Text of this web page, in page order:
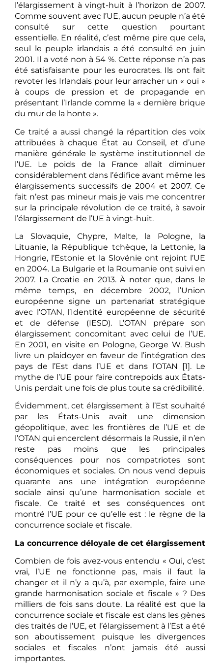
l’élargissement à vingt-huit à l’horizon de 2007.
Comme souvent avec l’UE, aucun peuple n’a été
consulté sur cette question pourtant
essentielle. En réalité, c’est même pire que cela,
seul le peuple irlandais a été consulté en juin
2001. Il a voté non à 54 %. Cette réponse n’a pas
été satisfaisante pour les eurocrates. Ils ont fait
revoter les Irlandais pour leur arracher un « oui »
à coups de pression et de propagande en
présentant l’Irlande comme la « dernière brique
du mur de la honte ».
Ce traité a aussi changé la répartition des voix
attribuées à chaque État au Conseil, et d’une
manière générale le système institutionnel de
l’UE. Le poids de la France allait diminuer
considérablement dans l’édifice avant même les
élargissements successifs de 2004 et 2007. Ce
fait n’est pas mineur mais je vais me concentrer
sur la principale révolution de ce traité, à savoir
l’élargissement de l’UE à vingt-huit.
La Slovaquie, Chypre, Malte, la Pologne, la
Lituanie, la République tchèque, la Lettonie, la
Hongrie, l’Estonie et la Slovénie ont rejoint l’UE
en 2004. La Bulgarie et la Roumanie ont suivi en
2007. La Croatie en 2013. À noter que, dans le
même temps, en décembre 2002, l’Union
européenne signe un partenariat stratégique
avec l’OTAN, l’Identité européenne de sécurité
et de défense (IESD). L’OTAN prépare son
élargissement concomitant avec celui de l’UE.
En 2001, en visite en Pologne, George W. Bush
livre un plaidoyer en faveur de l’intégration des
pays de l’Est dans l’UE et dans l’OTAN [1]. Le
mythe de l’UE pour faire contrepoids aux États-
Unis perdait une fois de plus toute sa crédibilité.
Évidemment, cet élargissement à l’Est souhaité
par les États-Unis avait une dimension
géopolitique, avec les frontières de l’UE et de
l’OTAN qui encerclent désormais la Russie, il n’en
reste pas moins que les principales
conséquences pour nos compatriotes sont
économiques et sociales. On nous vend depuis
quarante ans une intégration européenne
sociale ainsi qu’une harmonisation sociale et
fiscale. Ce traité et ses conséquences ont
montré l’UE pour ce qu’elle est : le règne de la
concurrence sociale et fiscale.
La concurrence déloyale de cet élargissement
Combien de fois avez-vous entendu « Oui, c’est
vrai, l’UE ne fonctionne pas, mais il faut la
changer et il n’y a qu’à, par exemple, faire une
grande harmonisation sociale et fiscale » ? Des
milliers de fois sans doute. La réalité est que la
concurrence sociale et fiscale est dans les gènes
des traités de l’UE, et l’élargissement à l’Est a été
son aboutissement puisque les divergences
sociales et fiscales n’ont jamais été aussi
importantes.